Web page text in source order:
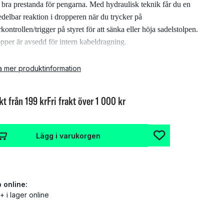
prestanda för pengarna. Med hydraulisk teknik får du en
reaktion i dropperen när du trycker på
trigger på styret för att sänka eller höja sadelstolpen.
är avsedd för intern kabeldragning.
Hydraulisk
mer produktinformation
från 199 krFri frakt över 1 000 kr
Lägg i varukorgen
online:
i lager online